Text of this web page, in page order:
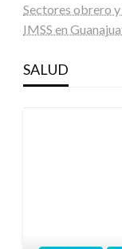
Sectores obrero
IMSS en
SALUD